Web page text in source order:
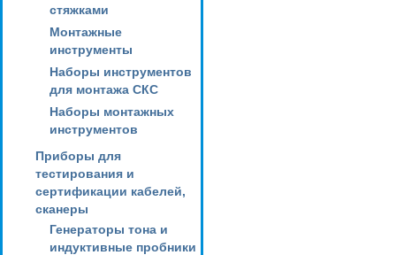
стяжками
Монтажные
инструменты
Наборы инструментов
для монтажа СКС
Наборы монтажных
инструментов
Приборы для
тестирования и
сертификации кабелей,
сканеры
Генераторы тона и
индуктивные пробники